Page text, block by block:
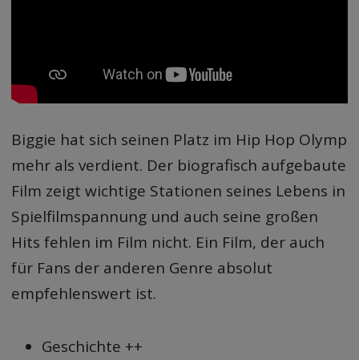
Biggie hat sich seinen Platz im Hip Hop Olymp
mehr als verdient. Der biografisch aufgebaute
Film zeigt wichtige Stationen seines Lebens in
Spielfilmspannung und auch seine großen
Hits fehlen im Film nicht. Ein Film, der auch
für Fans der anderen Genre absolut
empfehlenswert ist.
Geschichte ++